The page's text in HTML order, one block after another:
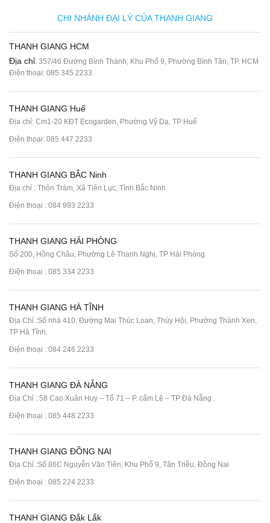
CHI NHÁNH ĐẠI LÝ CỦA THANH GIANG
THANH GIANG HCM
Địa chỉ: 357/46 Đường Bình Thành, Khu Phố 9, Phường Bình Tân, TP. HCM
Điện thoại: 085 345 2233
THANH GIANG Huế
Địa chỉ: Cm1-20 KĐT Ecogarden, Phường Vỹ Dạ, TP Huế
Điện thoại: 085 447 2233
THANH GIANG BẮC Ninh
Địa chỉ : Thôn Trám, Xã Tiên Lục, Tỉnh Bắc Ninh
Điện thoại : 084 993 2233
THANH GIANG HẢI PHÒNG
Số 200, Hồng Châu, Phường Lê Thanh Nghị, TP Hải Phòng
Điện thoại : 085 334 2233
THANH GIANG HÀ TĨNH
Địa Chỉ :Số nhà 410, Đường Mai Thúc Loan, Thúy Hội, Phường Thành Xen,
TP Hà Tĩnh.
Điện thoại : 084 246 2233
THANH GIANG ĐÀ NẴNG
Địa Chỉ : 58 Cao Xuân Huy – Tổ 71 – P. cẩm Lệ – TP Đà Nẵng .
Điện thoại : 085 448 2233
THANH GIANG ĐỒNG NAI
Địa Chỉ :Số 86C Nguyễn Văn Tiên, Khu Phố 9, Tân Triều, Đồng Nai
Điện thoại : 085 224 2233
THANH GIANG Đắk Lắk